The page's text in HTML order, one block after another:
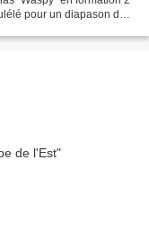
pour un diapason de